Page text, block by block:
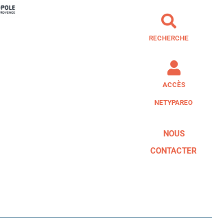
RECHERCHE
ACCÈS
NETYPAREO
NOUS
CONTACTER